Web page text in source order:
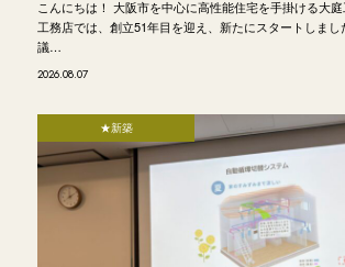
こんにちは！ 大阪市を中心に高性能住宅を手掛ける大
工務店では、創立51年目を迎え、新たにスタートしま
議…
2026.08.07
★新築